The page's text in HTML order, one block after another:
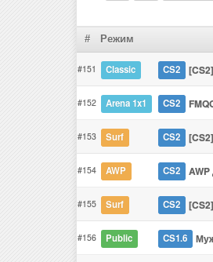
# Режим
#151 Classic CS2
#152 Arena 1x1 CS2
#153 Surf CS2
#154 AWP CS2
#155 Surf CS2
#156 Public CS1.6